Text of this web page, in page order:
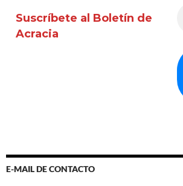
Suscríbete al Boletín de
Acracia
E-MAIL DE CONTACTO